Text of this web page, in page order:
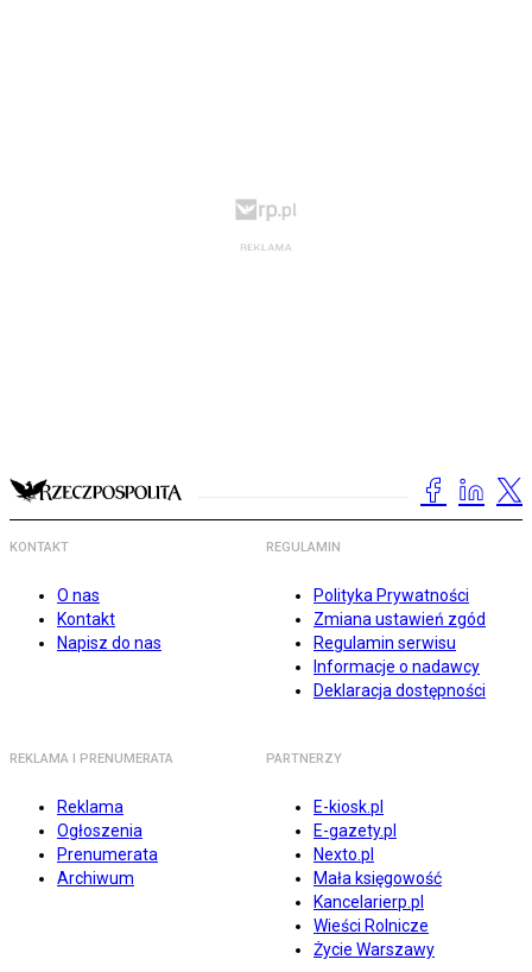
KONTAKT
O nas
Kontakt
Napisz do nas
REGULAMIN
Polityka Prywatności
Zmiana ustawień zgód
Regulamin serwisu
Informacje o nadawcy
Deklaracja dostępności
REKLAMA I PRENUMERATA
Reklama
Ogłoszenia
Prenumerata
Archiwum
PARTNERZY
E-kiosk.pl
E-gazety.pl
Nexto.pl
Mała księgowość
Kancelarierp.pl
Wieści Rolnicze
Życie Warszawy